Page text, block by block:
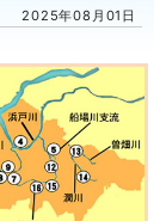
2025年08月01日